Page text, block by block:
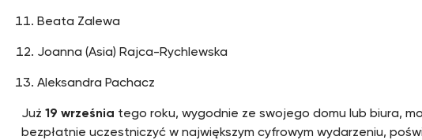
Beata Zalewa
Joanna (Asia) Rajca-Rychlewska
Aleksandra Pachacz
Już 19 września tego roku, wygodnie ze swojego domu lub biura,
bezpłatnie uczestniczyć w największym cyfrowym wydarzeniu,